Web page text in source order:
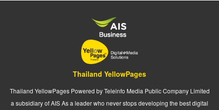
Thailand YellowPages
Thailand YellowPages Powered by Teleinfo Media Public Company Limited
a subsidiary of AIS As a leader who never stops developing the best digital